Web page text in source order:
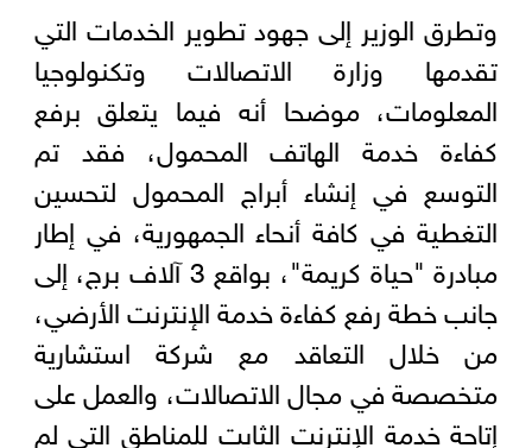
وتطرق الوزير إلى جهود تطوير الخدمات التي
تقدمها وزارة الاتصالات وتكنولوجيا
المعلومات، موضحا أنه فيما يتعلق برفع
كفاءة خدمة الهاتف المحمول، فقد تم
التوسع في إنشاء أبراج المحمول لتحسين
التغطية في كافة أنحاء الجمهورية، في إطار
مبادرة "حياة كريمة"، بواقع 3 آلاف برج، إلى
جانب خطة رفع كفاءة خدمة الإنترنت الأرضي،
من خلال التعاقد مع شركة استشارية
متخصصة في مجال الاتصالات، والعمل على
إتاحة خدمة الإنترنت الثابت للمناطق التي لم